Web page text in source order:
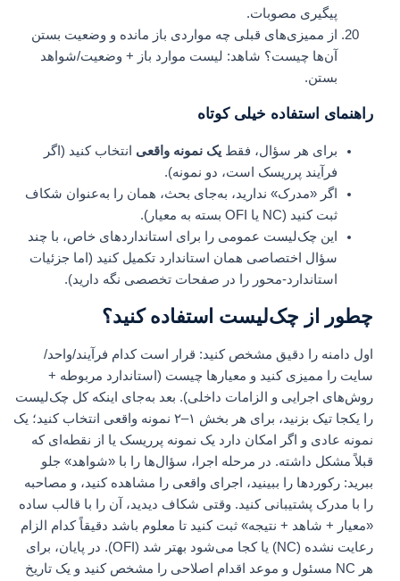
پیگیری مصوبات.
از ممیزی‌های قبلی چه مواردی باز مانده و وضعیت بستن
آن‌ها چیست؟ شاهد: لیست موارد باز + وضعیت/شواهد
بستن.
راهنمای استفاده خیلی کوتاه
برای هر سؤال، فقطیک نمونه واقعیانتخاب کنید (اگر
فرآیند پرریسک است، دو نمونه).
اگر «مدرک» ندارید، به‌جای بحث، همان را به‌عنوان شکاف
ثبت کنید (NC یا OFI بسته به معیار).
این چک‌لیست عمومی را برای استانداردهای خاص، با چند
سؤال اختصاصی همان استاندارد تکمیل کنید (اما جزئیات
استاندارد-محور را در صفحات تخصصی نگه دارید).
چطور از چک‌لیست استفاده کنید؟
اول دامنه را دقیق مشخص کنید: قرار است کدام فرآیند/واحد/
سایت را ممیزی کنید و معیارها چیست (استاندارد مربوطه +
روش‌های اجرایی و الزامات داخلی). بعد به‌جای اینکه کل چک‌لیست
را یکجا تیک بزنید، برای هر بخش ۱–۲ نمونه واقعی انتخاب کنید؛ یک
نمونه عادی و اگر امکان دارد یک نمونه پرریسک یا از نقطه‌ای که
قبلاً مشکل داشته. در مرحله اجرا، سؤال‌ها را با «شواهد» جلو
ببرید: رکوردها را ببینید، اجرای واقعی را مشاهده کنید، و مصاحبه
را با مدرک پشتیبانی کنید. وقتی شکاف دیدید، آن را با قالب ساده
«معیار + شاهد + نتیجه» ثبت کنید تا معلوم باشد دقیقاً کدام الزام
رعایت نشده (NC) یا کجا می‌شود بهتر شد (OFI). در پایان، برای
هر NC مسئول و موعد اقدام اصلاحی را مشخص کنید و یک تاریخ